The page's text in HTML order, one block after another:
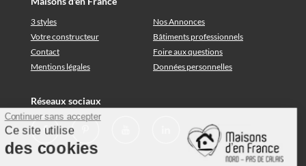
3 styles
Nos Annonces
Votre constructeur
Bâtiments professionnels
Contact
Foire aux questions
Mentions légales
Données personnelles
Réseaux sociaux
Continuer sans accepter
Ce site utilise
des cookies